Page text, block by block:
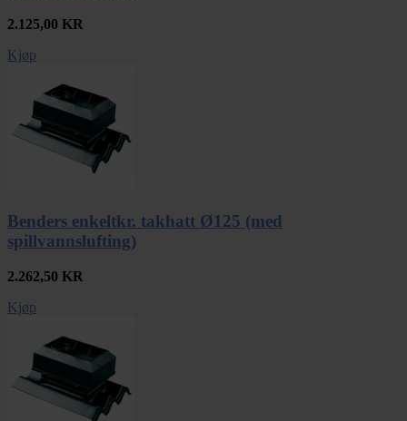
2.125,00 KR
Kjøp
Benders enkeltkr. takhatt Ø125 (med
spillvannslufting)
2.262,50 KR
Kjøp